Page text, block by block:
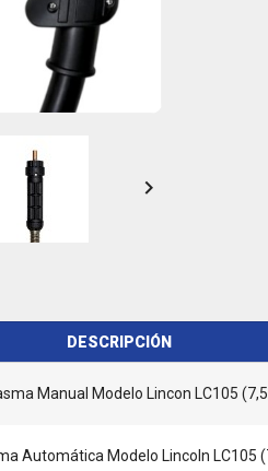

DESCRIPCIÓN
Manual Modelo Lincon LC105
Automática Modelo Lincoln LC105